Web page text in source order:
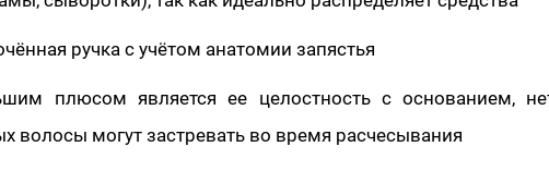
ручка с учётом анатомии запястья
плюсом является ее целостность с основанием,
волосы могут застревать во время расчесывания